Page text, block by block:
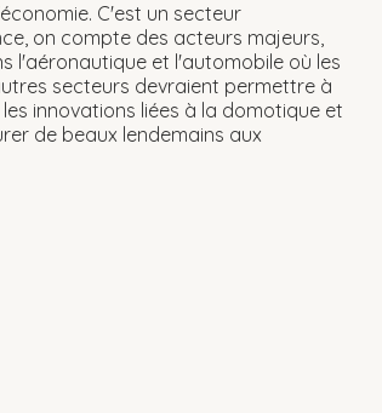
C'est un secteur
on compte des acteurs majeurs,
l'aéronautique et l'automobile où les
secteurs devraient permettre à
innovations liées à la domotique et
de beaux lendemains aux